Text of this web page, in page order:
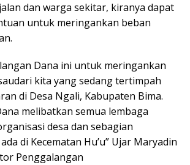
dan warga sekitar, kiranya dapat
untuk meringankan beban
Dana ini untuk meringankan
kita yang sedang tertimpah
di Desa Ngali, Kabupaten Bima.
melibatkan semua lembaga
desa dan sebagian
di Kecematan Hu’u” Ujar Maryadin
Penggalangan